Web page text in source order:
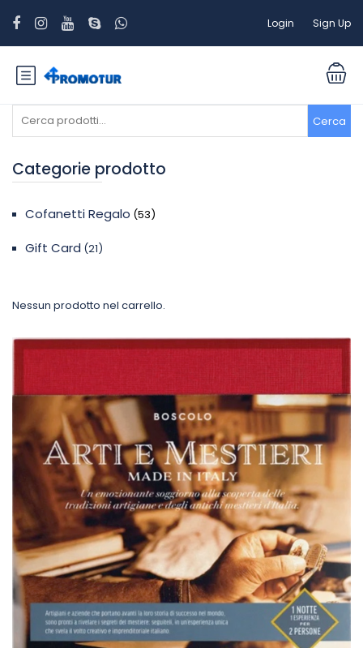
Login Sign Up
Cerca
Categorie prodotto
Cofanetti Regalo (53)
Gift Card (21)
Nessun prodotto nel carrello.